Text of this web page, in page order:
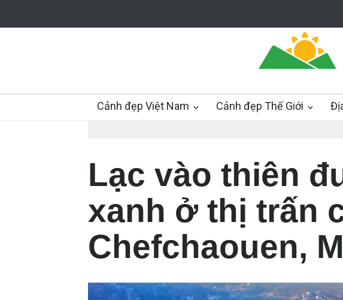
Cảnh đẹp Việt Nam Cảnh đẹp Thế Giới
Lạc vào thiên
xanh ở thị trấn
Chefchaouen,